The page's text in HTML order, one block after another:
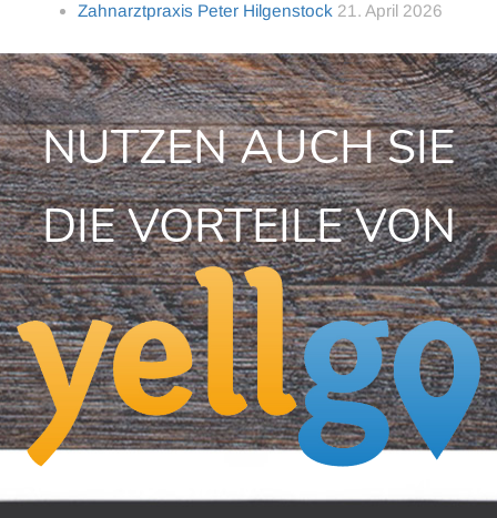
Zahnarztpraxis Peter Hilgenstock 21. April 2026
NUTZEN AUCH SIE
DIE VORTEILE VON